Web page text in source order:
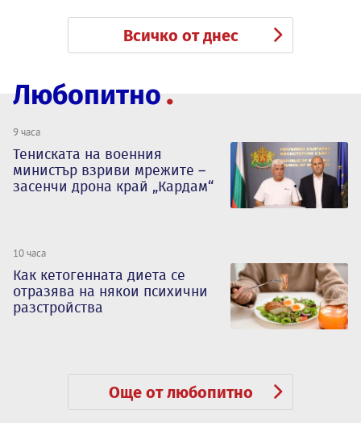
Всичко от днес
Любопитно
9 часа
Тениската на военния
министър взриви мрежите –
засенчи дрона край „Кардам“
10 часа
Как кетогенната диета се
отразява на някои психични
разстройства
Още от любопитно